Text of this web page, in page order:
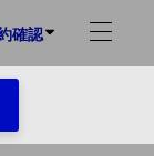
確認
移動します。
参考となる信頼で